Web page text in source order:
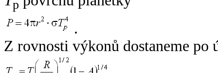
p
.
Z rovnosti výkonů dostaneme po